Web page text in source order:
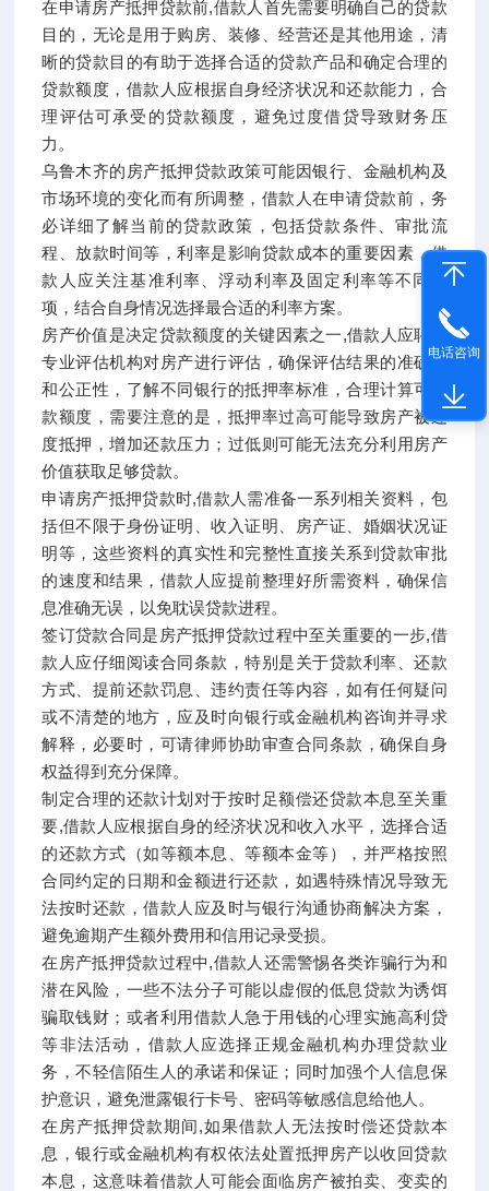
在申请房产抵押贷款前,借款人首先需要明确自己的贷款
目的，无论是用于购房、装修、经营还是其他用途，清
晰的贷款目的有助于选择合适的贷款产品和确定合理的
贷款额度，借款人应根据自身经济状况和还款能力，合
理评估可承受的贷款额度，避免过度借贷导致财务压
力。
乌鲁木齐的房产抵押贷款政策可能因银行、金融机构及
市场环境的变化而有所调整，借款人在申请贷款前，务
必详细了解当前的贷款政策，包括贷款条件、审批流
程、放款时间等，利率是影响贷款成本的重要因素，借
款人应关注基准利率、浮动利率及固定利率等不同选
项，结合自身情况选择最合适的利率方案。
房产价值是决定贷款额度的关键因素之一,借款人应聘请
专业评估机构对房产进行评估，确保评估结果的准确性
和公正性，了解不同银行的抵押率标准，合理计算可贷
款额度，需要注意的是，抵押率过高可能导致房产被过
度抵押，增加还款压力；过低则可能无法充分利用房产
价值获取足够贷款。
申请房产抵押贷款时,借款人需准备一系列相关资料，包
括但不限于身份证明、收入证明、房产证、婚姻状况证
明等，这些资料的真实性和完整性直接关系到贷款审批
的速度和结果，借款人应提前整理好所需资料，确保信
息准确无误，以免耽误贷款进程。
签订贷款合同是房产抵押贷款过程中至关重要的一步,借
款人应仔细阅读合同条款，特别是关于贷款利率、还款
方式、提前还款罚息、违约责任等内容，如有任何疑问
或不清楚的地方，应及时向银行或金融机构咨询并寻求
解释，必要时，可请律师协助审查合同条款，确保自身
权益得到充分保障。
制定合理的还款计划对于按时足额偿还贷款本息至关重
要,借款人应根据自身的经济状况和收入水平，选择合适
的还款方式（如等额本息、等额本金等），并严格按照
合同约定的日期和金额进行还款，如遇特殊情况导致无
法按时还款，借款人应及时与银行沟通协商解决方案，
避免逾期产生额外费用和信用记录受损。
在房产抵押贷款过程中,借款人还需警惕各类诈骗行为和
潜在风险，一些不法分子可能以虚假的低息贷款为诱饵
骗取钱财；或者利用借款人急于用钱的心理实施高利贷
等非法活动，借款人应选择正规金融机构办理贷款业
务，不轻信陌生人的承诺和保证；同时加强个人信息保
护意识，避免泄露银行卡号、密码等敏感信息给他人。
在房产抵押贷款期间,如果借款人无法按时偿还贷款本
息，银行或金融机构有权依法处置抵押房产以收回贷款
本息，这意味着借款人可能会面临房产被拍卖、变卖的
电话咨询